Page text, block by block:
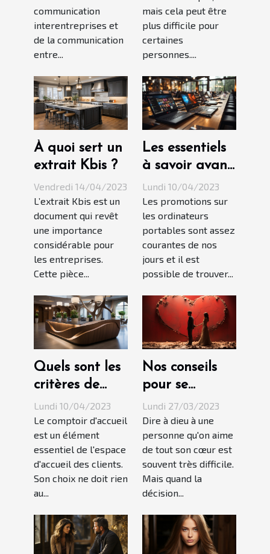
entreprise ?
communication
interentreprises et
de la communication
entre...
mais cela peut être
plus difficile pour
certaines
personnes....
À quoi sert un
extrait Kbis ?
Vendredi 14/04/2023
L’extrait Kbis est un
document qui revêt
une importance
considérable pour
les entreprises.
Cette pièce...
Les essentiels
à savoir avant
l'achat d'un
ordinateur
portable en
promotion
Lundi 10/04/2023
Les promotions sur
les ordinateurs
portables sont assez
courantes de nos
jours et il est
possible de trouver...
Quels sont les
critères de
choix d'une
banque
d'accueil en
bois ?
Lundi 10/04/2023
Le comptoir d'accueil
est un élément
essentiel de l'espace
d'accueil des clients.
Son choix ne doit rien
au...
Nos conseils
pour se
remettre d'une
rupture
amoureuse
douloureuse
Lundi 27/03/2023
Dire à dieu à une
personne qu'on aime
de tout son cœur est
souvent très difficile.
Mais quand la
décision...